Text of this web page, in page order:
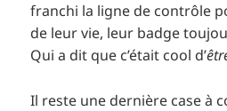
franchi la ligne de contrôle
de leur vie, leur badge
Qui a dit que c’était cool d’
Il reste une dernière case à